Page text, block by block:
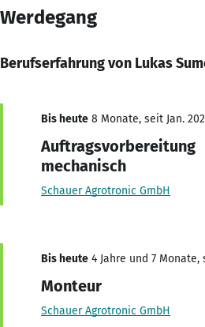
Werdegang
Berufserfahrung von Lukas
Bis heute 8 Monate, seit Jan.
Auftragsvorbereitung
mechanisch
Schauer Agrotronic GmbH
Bis heute 4 Jahre und 7 Monate,
Monteur
Schauer Agrotronic GmbH